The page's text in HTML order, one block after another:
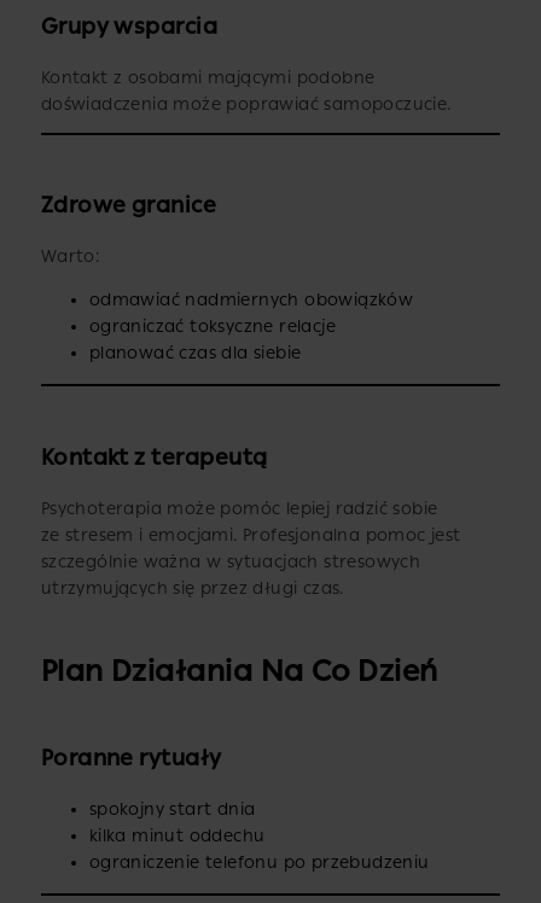
Grupy wsparcia
Kontakt z osobami mającymi podobne
doświadczenia może poprawiać samopoczucie.
Zdrowe granice
Warto:
odmawiać nadmiernych obowiązków
ograniczać toksyczne relacje
planować czas dla siebie
Kontakt z terapeutą
Psychoterapia może pomóc lepiej radzić sobie
ze stresem i emocjami. Profesjonalna pomoc jest
szczególnie ważna w sytuacjach stresowych
utrzymujących się przez długi czas.
Plan Działania Na Co Dzień
Poranne rytuały
spokojny start dnia
kilka minut oddechu
ograniczenie telefonu po przebudzeniu